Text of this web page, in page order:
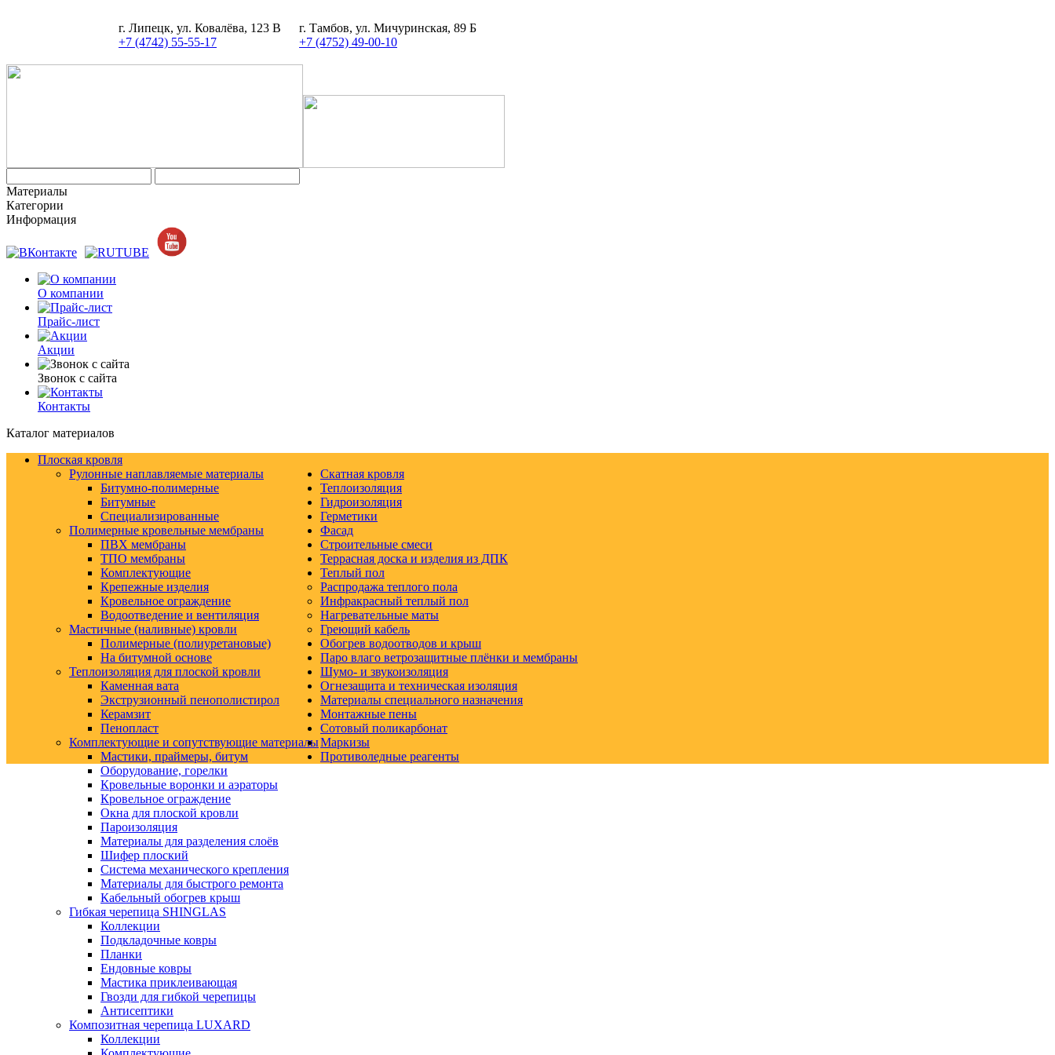
г. Липецк, ул. Ковалёва, 123 В
+7 (4742) 55-55-17
г. Тамбов, ул. Мичуринская, 89 Б
+7 (4752) 49-00-10
Материалы
Категории
Информация
О компании
Прайс-лист
Акции
Звонок с сайта
Контакты
Каталог материалов
Плоская кровля
Рулонные наплавляемые материалы
Битумно-полимерные
Битумные
Специализированные
Полимерные кровельные мембраны
ПВХ мембраны
ТПО мембраны
Комплектующие
Крепежные изделия
Кровельное ограждение
Водоотведение и вентиляция
Мастичные (наливные) кровли
Полимерные (полиуретановые)
На битумной основе
Теплоизоляция для плоской кровли
Каменная вата
Экструзионный пенополистирол
Керамзит
Пенопласт
Комплектующие и сопутствующие материалы
Мастики, праймеры, битум
Оборудование, горелки
Кровельные воронки и аэраторы
Кровельное ограждение
Окна для плоской кровли
Пароизоляция
Материалы для разделения слоёв
Шифер плоский
Система механического крепления
Материалы для быстрого ремонта
Кабельный обогрев крыш
Скатная кровля
Гибкая черепица SHINGLAS
Коллекции
Подкладочные ковры
Планки
Ендовные ковры
Мастика приклеивающая
Гвозди для гибкой черепицы
Антисептики
Композитная черепица LUXARD
Коллекции
Теплоизоляция
Гидроизоляция
Герметики
Фасад
Строительные смеси
Террасная доска и изделия из ДПК
Теплый пол
Распродажа теплого пола
Инфракрасный теплый пол
Нагревательные маты
Греющий кабель
Обогрев водоотводов и крыш
Паро влаго ветрозащитные плёнки и мембраны
Шумо- и звукоизоляция
Огнезащита и техническая изоляция
Материалы специального назначения
Монтажные пены
Сотовый поликарбонат
Маркизы
Противоледные реагенты